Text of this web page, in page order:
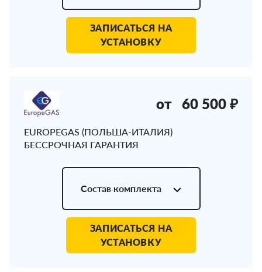
ЗАПИСАТЬСЯ НА
УСТАНОВКУ
EUROPEGAS (ПОЛЬША-ИТАЛИЯ)
БЕССРОЧНАЯ ГАРАНТИЯ
от 60 500 ₽
Состав комплекта
ЗАПИСАТЬСЯ НА
УСТАНОВКУ